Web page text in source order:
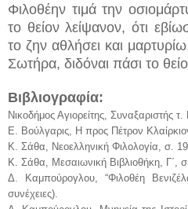
Φιλοθέην τιμά την
το θείον λείψανον, ότι
το ζην αθλήσει και
Σωτήρα, διδόναι πάσι το
Βιβλιογραφία:
Νικοδήμος Αγιορείτης, Συναξαριστής τ.
Ε. Βούλγαρις, Η προς Πέτρον Κλαίρκιον
Κ. Σάθα, Νεοελληνική Φιλολογία, σ.
Κ. Σάθα, Μεσαιωνική Βιβλιοθήκη, Γ΄,
Δ. Καμπούρογλου, “Φιλοθέη
συνέχειες).